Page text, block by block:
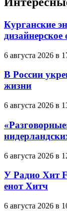
Курганские
дизайнерское
6 августа 2026 в
В России
жизни
6 августа 2026 в
6 августа 2026 в
У Радио Хит
енот Хитч
6 августа 2026 в